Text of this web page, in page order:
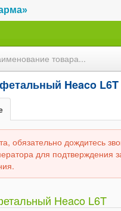
Heaco L6T
обязательно дождитесь
для подтверждения
Heaco L6T